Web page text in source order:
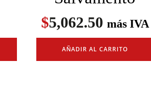
$5,062.50 más IVA
AÑADIR AL CARRITO